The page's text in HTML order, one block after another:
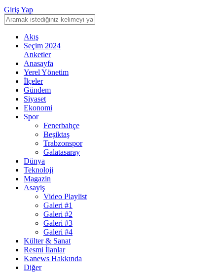
Giriş Yap
Akış
Seçim 2024
Anketler
Anasayfa
Yerel Yönetim
İlçeler
Gündem
Siyaset
Ekonomi
Spor
Fenerbahçe
Beşiktaş
Trabzonspor
Galatasaray
Dünya
Teknoloji
Magazin
Asayiş
Video Playlist
Galeri #1
Galeri #2
Galeri #3
Galeri #4
Külter & Sanat
Resmi İlanlar
Kanews Hakkında
Diğer